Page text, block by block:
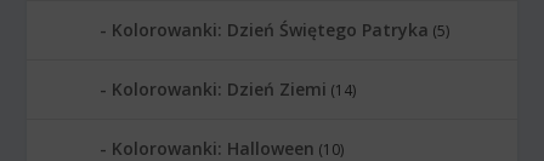
Kolorowanki: Dzień Świętego Patryka (5)
Kolorowanki: Dzień Ziemi (14)
Kolorowanki: Halloween (10)